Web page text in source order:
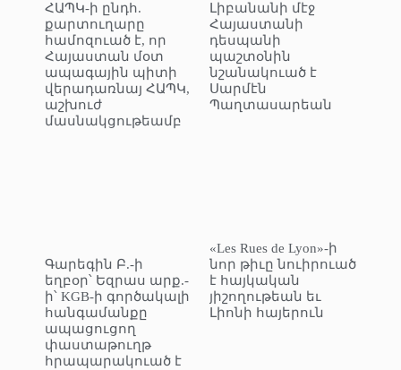
ՀԱՊԿ-ի ընդհ.
քարտուղարը
համոզուած է, որ
Հայաստան մօտ
ապագային պիտի
վերադառնայ ՀԱՊԿ,
աշխուժ
մասնակցութեամբ
Գարեգին Բ.-ի
եղբօր՝ Եզրաս արք.-
ի՝ KGB-ի գործակալի
հանգամանքը
ապացուցող
փաստաթուղթ
հրապարակուած է
Լիբանանի մէջ
Հայաստանի
դեսպանի
պաշտօնին
նշանակուած է
Սարմէն
Պաղտասարեան
«Les Rues de Lyon»-ի
նոր թիւը նուիրուած
է հայկական
յիշողութեան եւ
Լիոնի հայերուն